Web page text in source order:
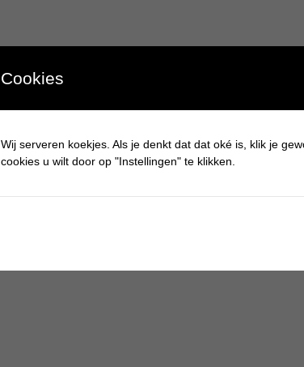
Cookies
Wij serveren koekjes. Als je denkt dat dat oké is, klik je
cookies u wilt door op "Instellingen" te klikken.